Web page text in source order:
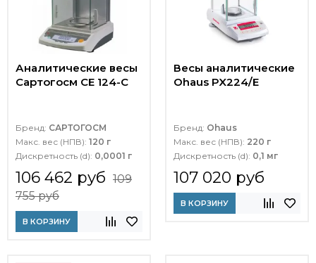
Аналитические весы
Сартогосм СЕ 124-С
Бренд: САРТОГОСМ
Макс. вес (НПВ): 120 г
Дискретность (d): 0,0001 г
106 462 руб 109
755 руб
В КОРЗИНУ
Весы аналитические
Ohaus PX224/E
Бренд: Ohaus
Макс. вес (НПВ): 220 г
Дискретность (d): 0,1 мг
107 020 руб
В КОРЗИНУ